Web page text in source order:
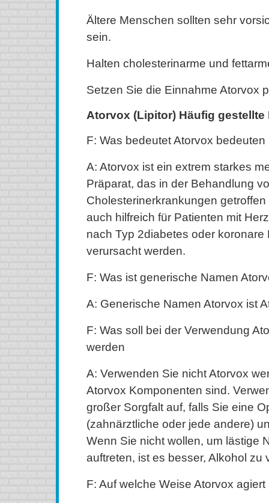
Ältere Menschen sollten sehr
sein.
Halten cholesterinarme und
Setzen Sie die Einnahme Atorvox
Atorvox (Lipitor) Häufig gestellte
F: Was bedeutet Atorvox bedeuten
A: Atorvox ist ein extrem starkes
Präparat, das in der Behandlung
Cholesterinerkrankungen
auch hilfreich für Patienten mit
nach Typ 2diabetes oder koronare
verursacht werden.
F: Was ist generische Namen
A: Generische Namen Atorvox ist
F: Was soll bei der Verwendung
werden
A: Verwenden Sie nicht Atorvox
Atorvox Komponenten sind.
großer Sorgfalt auf, falls Sie eine
(zahnärztliche oder jede andere)
Wenn Sie nicht wollen, um lästige
auftreten, ist es besser, Alkohol zu
F: Auf welche Weise Atorvox agiert